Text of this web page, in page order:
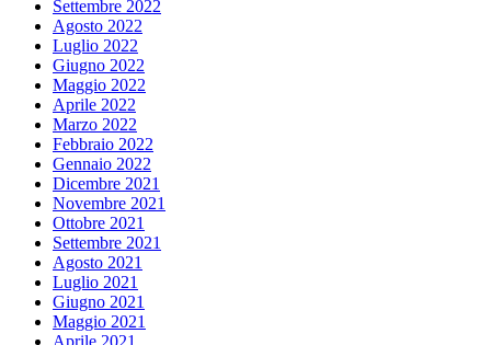
Settembre 2022
Agosto 2022
Luglio 2022
Giugno 2022
Maggio 2022
Aprile 2022
Marzo 2022
Febbraio 2022
Gennaio 2022
Dicembre 2021
Novembre 2021
Ottobre 2021
Settembre 2021
Agosto 2021
Luglio 2021
Giugno 2021
Maggio 2021